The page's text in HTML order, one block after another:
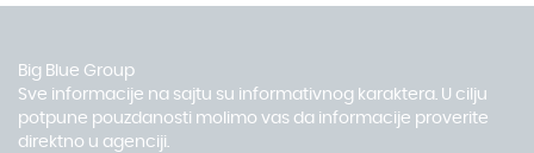
Big Blue Group
Sve informacije na sajtu su informativnog karaktera. U cilju
potpune pouzdanosti molimo vas da informacije proverite
direktno u agenciji.